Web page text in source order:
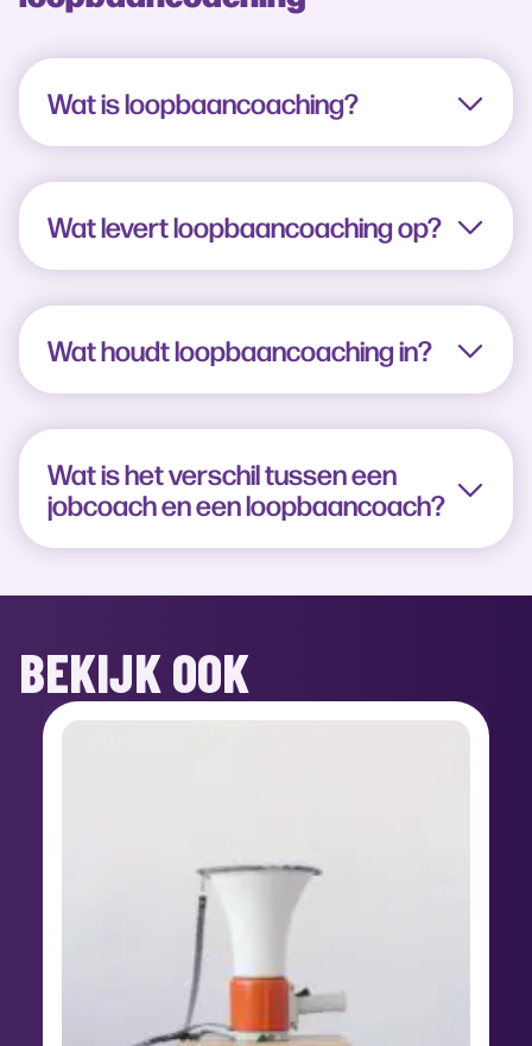
Wat is loopbaancoaching?
Wat levert loopbaancoaching op?
Wat houdt loopbaancoaching in?
Wat is het verschil tussen een
jobcoach en een loopbaancoach?
BEKIJK OOK